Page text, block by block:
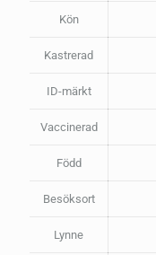
Kön
Kastrerad
ID-märkt
Vaccinerad
Född
Besöksort
Lynne